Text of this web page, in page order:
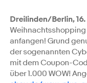
Dreilinden/Berlin,
anfangen! Grund
der sogenannten
mit dem Coupon-
über 1.000 WOW!